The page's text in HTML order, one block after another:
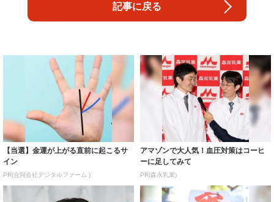
記事に戻る
【当選】金運が上がる直前に起こるサ
イン
PR(合同会社デジタルファーム )
アマゾンで大人気！血圧対策はコーヒ
ーに足してみて
PR(森永乳業)